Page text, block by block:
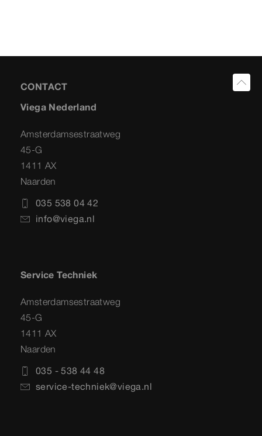
CONTACT
Viega Nederland
Amsterdamsestraatweg
45-G
1411 AX
Naarden
035 538 04 42
info@viega.nl
Service Techniek
Amsterdamsestraatweg
45-G
1411 AX
Naarden
035 - 538 44 48
service-techniek@viega.nl